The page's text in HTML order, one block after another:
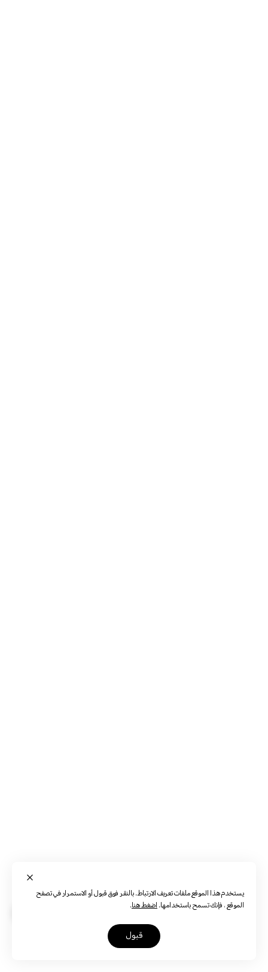
يستخدم هذا الموقع ملفات تعريف الارتباط. بالنقر فوق قبول أو الاستمرار في تصفح
الموقع ، فإنك تسمح باستخدامها.اضغط هنا.
قبول